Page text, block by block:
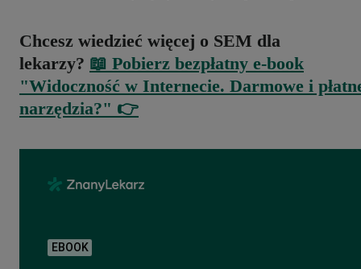
Chcesz wiedzieć więcej o SEM dla
lekarzy? 📖 Pobierz bezpłatny e-book
"Widoczność w Internecie. Darmowe i
narzędzia?" 👉
EBOOK